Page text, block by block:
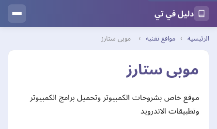
دليل في تي
الرئيسية › مواقع تقنية › موبى ستارز
موبى ستارز
موقع خاص بشروحات الكمبيوتر وتحميل برامج الكمبيوتر
وتطبيقات الاندرويد